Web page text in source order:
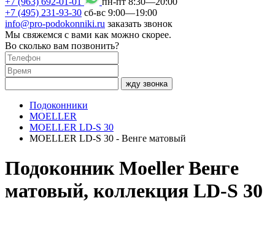
+7 (495) 231-93-30 сб-вс 9:00—19:00
info@pro-podokonniki.ru заказать звонок
Мы свяжемся с вами как можно скорее.
Во сколько вам позвонить?
жду звонка
Подоконники
MOELLER
MOELLER LD-S 30
MOELLER LD-S 30 - Венге матовый
Подоконник Moeller Венге
матовый, коллекция LD-S 30